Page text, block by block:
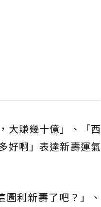
大賺幾十億」、「西
好啊」表達新壽運氣
利新壽了吧？」、